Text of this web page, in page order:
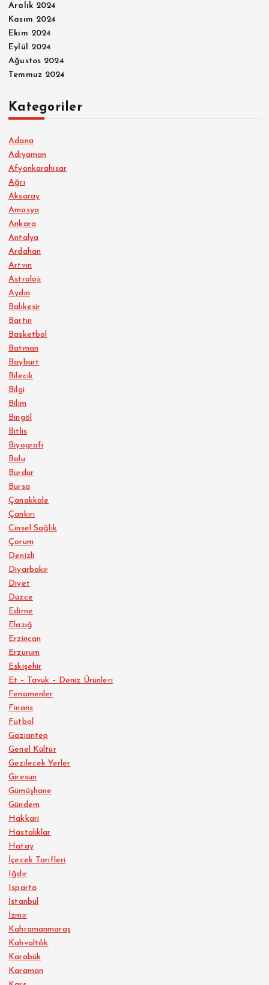
Aralık 2024
Kasım 2024
Ekim 2024
Eylül 2024
Ağustos 2024
Temmuz 2024
Kategoriler
Adana
Adıyaman
Afyonkarahisar
Ağrı
Aksaray
Amasya
Ankara
Antalya
Ardahan
Artvin
Astroloji
Aydın
Balıkesir
Bartın
Basketbol
Batman
Bayburt
Bilecik
Bilgi
Bilim
Bingöl
Bitlis
Biyografi
Bolu
Burdur
Bursa
Çanakkale
Çankırı
Cinsel Sağlık
Çorum
Denizli
Diyarbakır
Diyet
Düzce
Edirne
Elazığ
Erzincan
Erzurum
Eskişehir
Et – Tavuk – Deniz Ürünleri
Fenomenler
Finans
Futbol
Gaziantep
Genel Kültür
Gezilecek Yerler
Giresun
Gümüşhane
Gündem
Hakkari
Hastalıklar
Hatay
İçecek Tarifleri
Iğdır
Isparta
İstanbul
İzmir
Kahramanmaraş
Kahvaltılık
Karabük
Karaman